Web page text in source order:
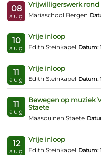
08
aug
Vrijwilligerswerk rond
Mariaschool Bergen
10
aug
Vrije inloop
Edith Steinkapel Datum:
11
aug
Vrije inloop
Edith Steinkapel Datum:
11
aug
Bewegen op muziek
Staete
Maasduinen Staete
12
aug
Vrije inloop
Edith Steinkapel Datum: